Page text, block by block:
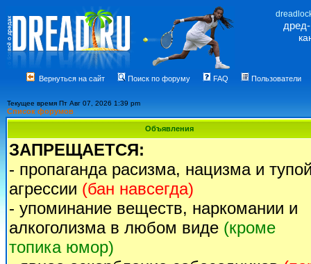
Вернуться на сайт Поиск по форуму FAQ Пользователи
Текущее время Пт Авг 07, 2026 1:39 pm
Список форумов
Объявления
ЗАПРЕЩАЕТСЯ:
- пропаганда расизма, нацизма и
агрессии (бан навсегда)
- упоминание веществ, наркомании и
алкоголизма в любом виде (кроме
топика юмор)